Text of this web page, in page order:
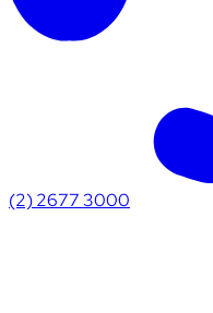
(2) 2677 3000